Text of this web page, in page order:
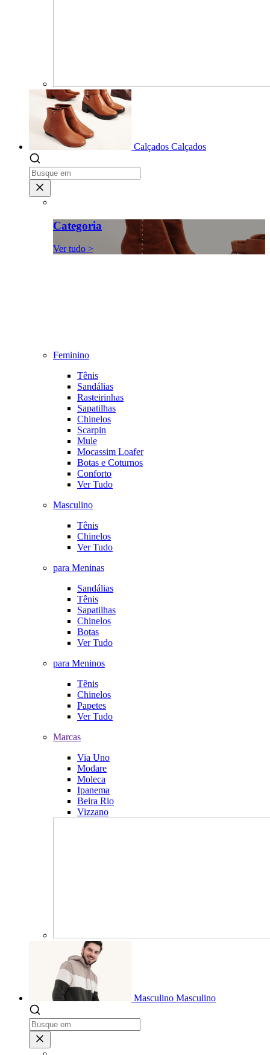
Calçados Calçados
Categoria
Ver tudo >
Feminino
Tênis
Sandálias
Rasteirinhas
Sapatilhas
Chinelos
Scarpin
Mule
Mocassim Loafer
Botas e Coturnos
Conforto
Ver Tudo
Masculino
Tênis
Chinelos
Ver Tudo
para Meninas
Sandálias
Tênis
Sapatilhas
Chinelos
Botas
Ver Tudo
para Meninos
Tênis
Chinelos
Papetes
Ver Tudo
Marcas
Via Uno
Modare
Moleca
Ipanema
Beira Rio
Vizzano
Masculino Masculino